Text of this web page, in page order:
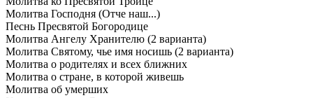
Молитва Господня (Отче наш...)
Песнь Пресвятой Богородице
Молитва Ангелу Хранителю (2 варианта)
Молитва Святому, чье имя носишь (2 варианта)
Молитва о родителях и всех ближних
Молитва о стране, в которой живешь
Молитва об умерших